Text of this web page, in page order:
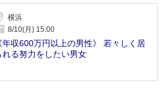
横浜
8/10(月) 15:00
年収600万円以上の男性》 若々しく居
れる努力をしたい男女